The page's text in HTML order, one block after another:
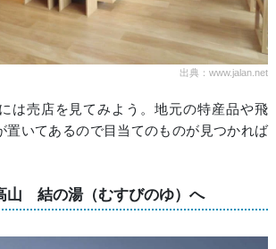
出典：www.jalan.net
は売店を見てみよう。地元の特産品や飛
置いてあるので目当てのものが見つかれば
山 結の湯（むすびのゆ）へ